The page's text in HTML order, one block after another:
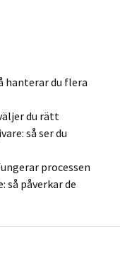
hanterar du flera
du rätt
så ser du
processen
så påverkar de